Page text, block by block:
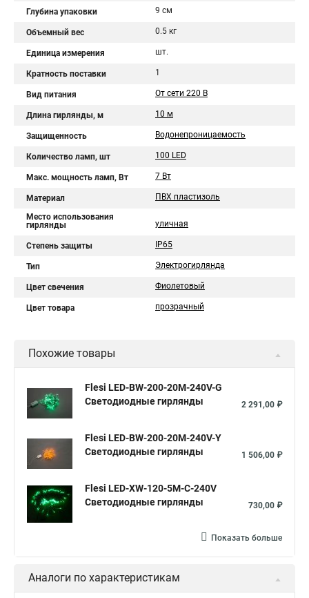
Глубина упаковки 9 см
Объемный вес 0.5 кг
Единица измерения шт.
Кратность поставки 1
Вид питания От сети 220 В
Длина гирлянды, м 10 м
Защищенность Водонепроницаемость
Количество ламп, шт 100 LED
Макс. мощность ламп, Вт 7 Вт
Материал ПВХ пластизоль
Место использования
гирлянды
уличная
Степень защиты IP65
Тип Электрогирлянда
Цвет свечения Фиолетовый
Цвет товара прозрачный
Похожие товары
Flesi LED-BW-200-20M-240V-G
Светодиодные гирлянды
2 291,00 ₽
Flesi LED-BW-200-20M-240V-Y
Светодиодные гирлянды
1 506,00 ₽
Flesi LED-XW-120-5M-C-240V
Светодиодные гирлянды
730,00 ₽
Показать больше
Аналоги по характеристикам